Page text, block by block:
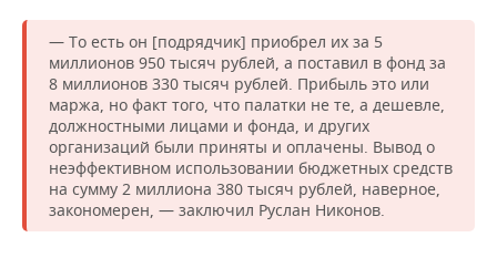
— То есть он [подрядчик] приобрел их за 5
миллионов 950 тысяч рублей, а поставил в фонд за
8 миллионов 330 тысяч рублей. Прибыль это или
маржа, но факт того, что палатки не те, а дешевле,
должностными лицами и фонда, и других
организаций были приняты и оплачены. Вывод о
неэффективном использовании бюджетных средств
на сумму 2 миллиона 380 тысяч рублей, наверное,
закономерен, — заключил Руслан Никонов.